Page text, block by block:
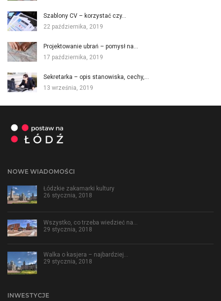
Szablony CV – korzystać czy…
22 października, 2019
Projektowanie ubrań – pomysł na…
17 października, 2019
Sekretarka – opis stanowiska, cechy,…
13 września, 2019
NOWE WIADOMOŚCI
Łódzkie zakamarki kultury
26 stycznia, 2018
Wszystko, co trzeba wiedzieć na…
29 stycznia, 2018
Walka o kasjera – najbardziej…
29 stycznia, 2018
INWESTYCJE